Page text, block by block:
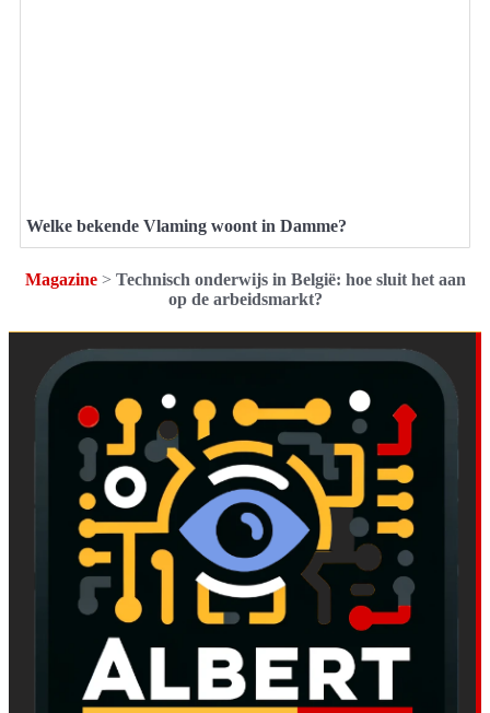
Welke bekende Vlaming woont in Damme?
Magazine> Technisch onderwijs in België: hoe sluit het aan
op de arbeidsmarkt?